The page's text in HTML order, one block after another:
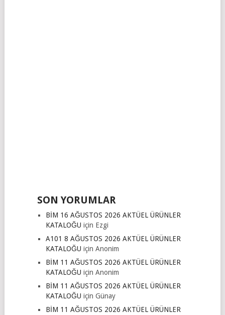
SON YORUMLAR
BİM 16 AĞUSTOS 2026 AKTÜEL ÜRÜNLER
KATALOĞU için Ezgi
A101 8 AĞUSTOS 2026 AKTÜEL ÜRÜNLER
KATALOĞU için Anonim
BİM 11 AĞUSTOS 2026 AKTÜEL ÜRÜNLER
KATALOĞU için Anonim
BİM 11 AĞUSTOS 2026 AKTÜEL ÜRÜNLER
KATALOĞU için Günay
BİM 11 AĞUSTOS 2026 AKTÜEL ÜRÜNLER